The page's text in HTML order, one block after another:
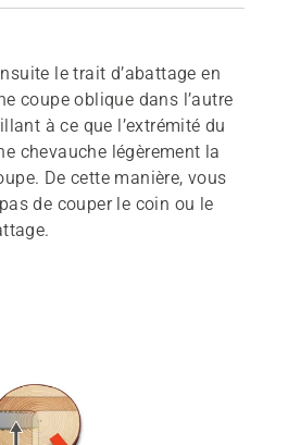
le trait d’abattage en
coupe oblique dans l’autre
à ce que l’extrémité du
chevauche légèrement la
De cette manière, vous
de couper le coin ou le